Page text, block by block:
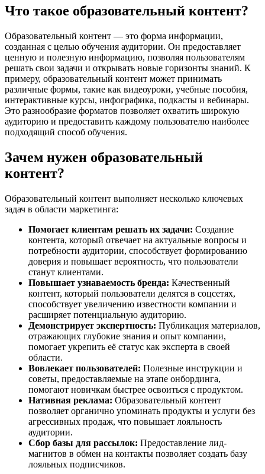
Что такое образовательный контент?
Образовательный контент — это форма информации,
созданная с целью обучения аудитории. Он предоставляет
ценную и полезную информацию, позволяя пользователям
решать свои задачи и открывать новые горизонты знаний. К
примеру, образовательный контент может принимать
различные формы, такие как видеоуроки, учебные пособия,
интерактивные курсы, инфографика, подкасты и вебинары.
Это разнообразие форматов позволяет охватить широкую
аудиторию и предоставить каждому пользователю наиболее
подходящий способ обучения.
Зачем нужен образовательный
контент?
Образовательный контент выполняет несколько ключевых
задач в области маркетинга:
Помогает клиентам решать их задачи: Создание
контента, который отвечает на актуальные вопросы и
потребности аудитории, способствует формированию
доверия и повышает вероятность, что пользователи
станут клиентами.
Повышает узнаваемость бренда: Качественный
контент, который пользователи делятся в соцсетях,
способствует увеличению известности компании и
расширяет потенциальную аудиторию.
Демонстрирует экспертность: Публикация материалов,
отражающих глубокие знания и опыт компании,
помогает укрепить её статус как эксперта в своей
области.
Вовлекает пользователей: Полезные инструкции и
советы, предоставляемые на этапе онбординга,
помогают новичкам быстрее освоиться с продуктом.
Нативная реклама: Образовательный контент
позволяет органично упоминать продукты и услуги без
агрессивных продаж, что повышает лояльность
аудитории.
Сбор базы для рассылок: Предоставление лид-
магнитов в обмен на контакты позволяет создать базу
лояльных подписчиков.